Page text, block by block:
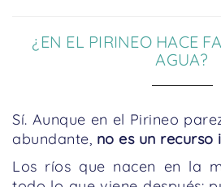
¿EN EL PIRINEO HACE
AGUA?
Sí. Aunque en el Pirineo
abundante, no es un recurso
Los ríos que nacen en la